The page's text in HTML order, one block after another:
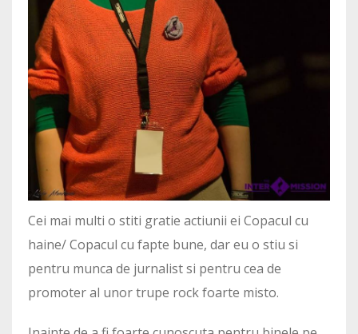
Cei mai multi o stiti gratie actiunii ei Copacul cu
haine/ Copacul cu fapte bune, dar eu o stiu si
pentru munca de jurnalist si pentru cea de
promoter al unor trupe rock foarte misto.